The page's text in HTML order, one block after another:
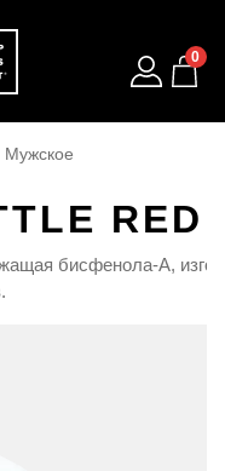
0
Мужское
RED
бисфенола-А,